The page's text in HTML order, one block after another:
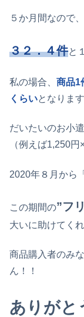
５か月間なので
３２．４件と
私の場合、 商品1
くらいとなりま
だいたいのお小
（例えば1,250円
2020年８月から
この期間の”フ
大いに助けてく
商品購入者のみ
ん！！
ありがと